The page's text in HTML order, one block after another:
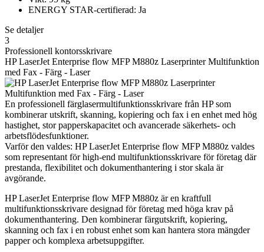
ENERGY STAR-certifierad: Ja
Se detaljer
3
Professionell kontorsskrivare
HP LaserJet Enterprise flow MFP M880z Laserprinter Multifunktion
med Fax - Färg - Laser
En professionell färglasermultifunktionsskrivare från HP som
kombinerar utskrift, skanning, kopiering och fax i en enhet med hög
hastighet, stor papperskapacitet och avancerade säkerhets- och
arbetsflödesfunktioner.
Varför den valdes: HP LaserJet Enterprise flow MFP M880z valdes
som representant för high-end multifunktionsskrivare för företag där
prestanda, flexibilitet och dokumenthantering i stor skala är
avgörande.
HP LaserJet Enterprise flow MFP M880z är en kraftfull
multifunktionsskrivare designad för företag med höga krav på
dokumenthantering. Den kombinerar färgutskrift, kopiering,
skanning och fax i en robust enhet som kan hantera stora mängder
papper och komplexa arbetsuppgifter.